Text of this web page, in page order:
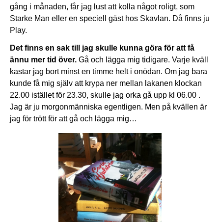
gång i månaden, får jag lust att kolla något roligt, som
Starke Man eller en speciell gäst hos Skavlan. Då finns ju
Play.
Det finns en sak till jag skulle kunna göra för att få
ännu mer tid över. Gå och lägga mig tidigare. Varje kväll
kastar jag bort minst en timme helt i onödan. Om jag bara
kunde få mig själv att krypa ner mellan lakanen klockan
22.00 istället för 23.30, skulle jag orka gå upp kl 06.00 .
Jag är ju morgonmänniska egentligen. Men på kvällen är
jag för trött för att gå och lägga mig…